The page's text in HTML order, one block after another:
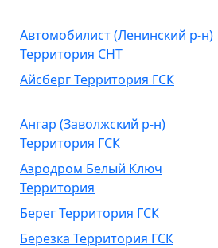
Автомобилист (Ленинский р-н)
Территория СНТ
Айсберг Территория ГСК
Ангар (Заволжский р-н)
Территория ГСК
Аэродром Белый Ключ
Территория
Берег Территория ГСК
Березка Территория ГСК